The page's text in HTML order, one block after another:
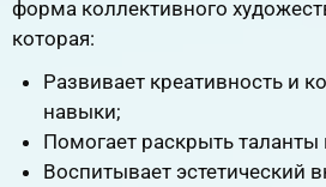
форма коллективного
которая:
Развивает креативность и
навыки;
Помогает раскрыть таланты
Воспитывает эстетический